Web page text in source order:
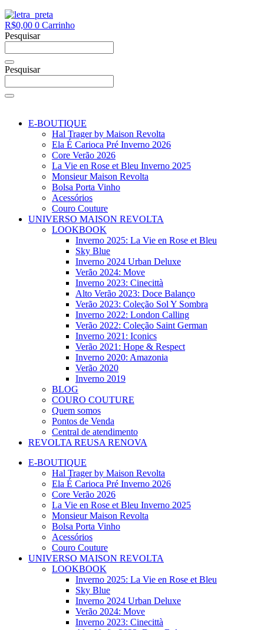
R$0,00 0 Carrinho
Pesquisar
Pesquisar
E-BOUTIQUE
Hal Trager by Maison Revolta
Ela É Carioca Pré Inverno 2026
Core Verão 2026
La Vie en Rose et Bleu Inverno 2025
Monsieur Maison Revolta
Bolsa Porta Vinho
Acessórios
Couro Couture
UNIVERSO MAISON REVOLTA
LOOKBOOK
Inverno 2025: La Vie en Rose et Bleu
Sky Blue
Inverno 2024 Urban Deluxe
Verão 2024: Move
Inverno 2023: Cinecittà
Alto Verão 2023: Doce Balanço
Verão 2023: Coleção Sol Y Sombra
Inverno 2022: London Calling
Verão 2022: Coleção Saint German
Inverno 2021: Iconics
Verão 2021: Hope & Respect
Inverno 2020: Amazonia
Verão 2020
Inverno 2019
BLOG
COURO COUTURE
Quem somos
Pontos de Venda
Central de atendimento
REVOLTA REUSA RENOVA
E-BOUTIQUE
Hal Trager by Maison Revolta
Ela É Carioca Pré Inverno 2026
Core Verão 2026
La Vie en Rose et Bleu Inverno 2025
Monsieur Maison Revolta
Bolsa Porta Vinho
Acessórios
Couro Couture
UNIVERSO MAISON REVOLTA
LOOKBOOK
Inverno 2025: La Vie en Rose et Bleu
Sky Blue
Inverno 2024 Urban Deluxe
Verão 2024: Move
Inverno 2023: Cinecittà